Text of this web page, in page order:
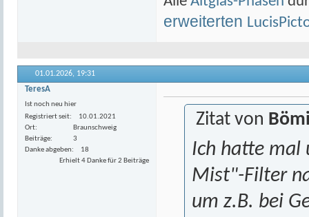
erweiterten
01.01.2026, 19:31
TeresA
Ist noch neu hier
Registriert seit
10.01.2021
Ort
Braunschweig
Beiträge
3
Danke abgeben
18
Erhielt 4 Danke für 2 Beiträge
Zitat von
Ich hatte mal
Mist"-Filter
um z.B. bei